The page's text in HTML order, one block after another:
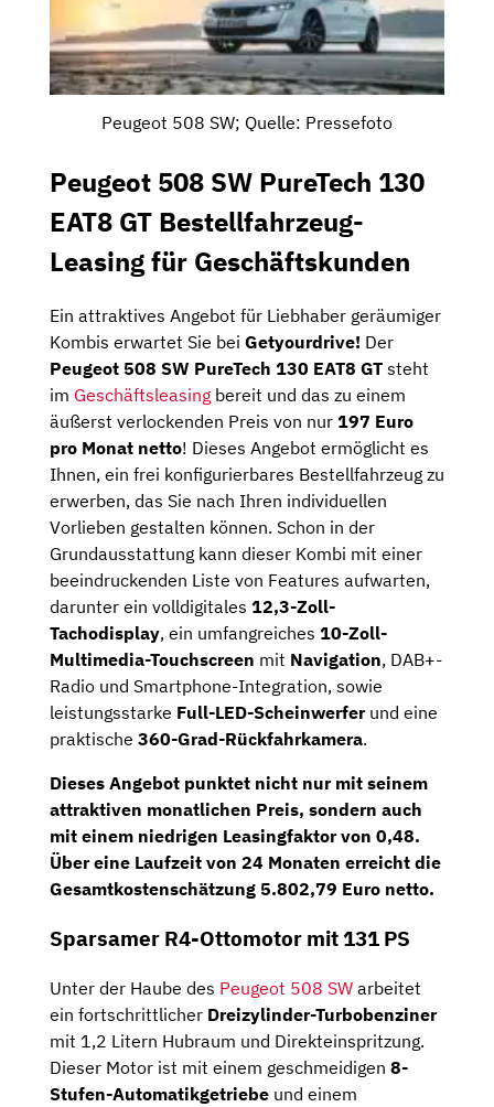
Peugeot 508 SW; Quelle: Pressefoto
Peugeot 508 SW PureTech 130
EAT8 GT Bestellfahrzeug-
Leasing für Geschäftskunden
Ein attraktives Angebot für Liebhaber geräumiger
Kombis erwartet Sie bei Getyourdrive! Der
Peugeot 508 SW PureTech 130 EAT8 GT steht
im Geschäftsleasing bereit und das zu einem
äußerst verlockenden Preis von nur 197 Euro
pro Monat netto! Dieses Angebot ermöglicht es
Ihnen, ein frei konfigurierbares Bestellfahrzeug zu
erwerben, das Sie nach Ihren individuellen
Vorlieben gestalten können. Schon in der
Grundausstattung kann dieser Kombi mit einer
beeindruckenden Liste von Features aufwarten,
darunter ein volldigitales 12,3-Zoll-
Tachodisplay, ein umfangreiches 10-Zoll-
Multimedia-Touchscreen mit Navigation, DAB+-
Radio und Smartphone-Integration, sowie
leistungsstarke Full-LED-Scheinwerferund eine
praktische 360-Grad-Rückfahrkamera.
Dieses Angebot punktet nicht nur mit seinem
attraktiven monatlichen Preis, sondern auch
mit einem niedrigen Leasingfaktor von 0,48.
Über eine Laufzeit von 24 Monaten erreicht die
Gesamtkostenschätzung 5.802,79 Euro netto.
Sparsamer R4-Ottomotor mit 131 PS
Unter der Haube des Peugeot 508 SW arbeitet
ein fortschrittlicher Dreizylinder-Turbobenziner
mit 1,2 Litern Hubraum und Direkteinspritzung.
Dieser Motor ist mit einem geschmeidigen 8-
Stufen-Automatikgetriebe und einem